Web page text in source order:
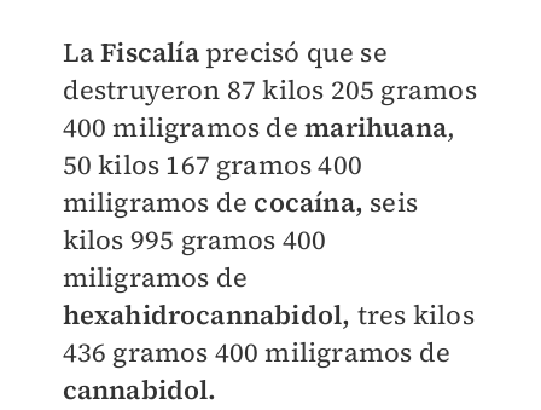
LaFiscalíaprecisó que se
destruyeron 87 kilos 205 gramos
400 miligramos demarihuana,
50 kilos 167 gramos 400
miligramos de cocaína, seis
kilos 995 gramos 400
miligramos de
hexahidrocannabidol, tres kilos
436 gramos 400 miligramos de
cannabidol.